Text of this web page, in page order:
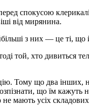
спокусою
від мирянина.
з них — це ті, що
той, хто дивиться
Тому що два інших,
що їм
мають усіх